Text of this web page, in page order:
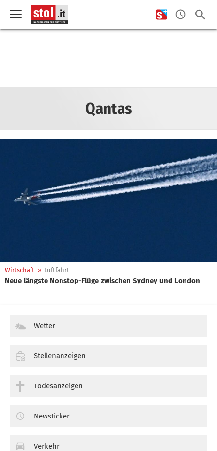
Qantas
Wirtschaft » Luftfahrt
Neue längste Nonstop-Flüge zwischen Sydney und London
Wetter
Stellenanzeigen
Todesanzeigen
Newsticker
Verkehr